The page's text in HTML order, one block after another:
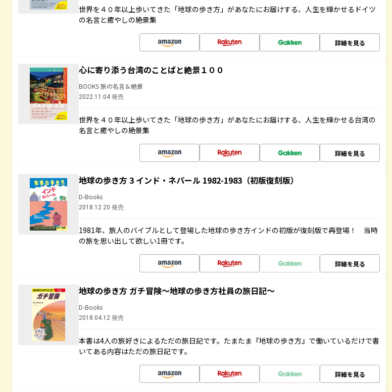
世界を４０年以上歩いてきた「地球の歩き方」があなたにお届けする、人生を輝かせるドイツ
の名言と癒やしの絶景集
詳細を見る
心に寄り添う台湾のことばと絶景１００
BOOKS 旅の名言＆絶景
2022.11.04 発売
世界を４０年以上歩いてきた「地球の歩き方」があなたにお届けする、人生を輝かせる台湾の
名言と癒やしの絶景集
詳細を見る
地球の歩き方 3 インド・ネパール 1982-1983（初版復刻版）
D-Books
2018.12.20 発売
1981年、旅人のバイブルとして登場した地球の歩き方インドの初版が復刻版で再登場！ 当時
の旅を思い出して欲しい1冊です。
詳細を見る
地球の歩き方 ガチ冒険～地球の歩き方社員の旅日記～
D-Books
2018.04.12 発売
本書は4人の旅好きによるただの旅日記です。たまたま『地球の歩き方』で働いているだけで書
いてある内容はただの旅日記です。
詳細を見る